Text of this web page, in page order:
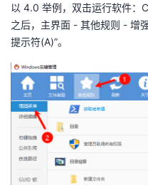
以 4.0 举例，双击运行软件
之后，主界面 - 其他规则 - 增
提示符(A)”。